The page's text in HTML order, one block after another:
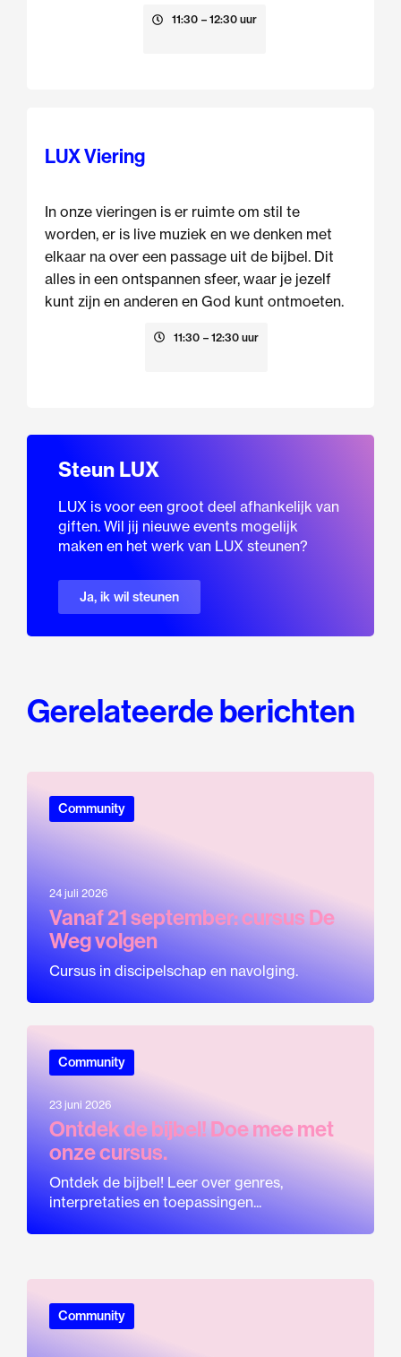
11:30 – 12:30 uur
LUX Viering
In onze vieringen is er ruimte om stil te
worden, er is live muziek en we denken met
elkaar na over een passage uit de bijbel. Dit
alles in een ontspannen sfeer, waar je jezelf
kunt zijn en anderen en God kunt ontmoeten.
11:30 – 12:30 uur
Steun LUX
LUX is voor een groot deel afhankelijk van
giften. Wil jij nieuwe events mogelijk
maken en het werk van LUX steunen?
Ja, ik wil steunen
Gerelateerde berichten
Community
24 juli 2026
Vanaf 21 september: cursus De
Weg volgen
Cursus in discipelschap en navolging.
Community
23 juni 2026
Ontdek de bijbel! Doe mee met
onze cursus.
Ontdek de bijbel! Leer over genres,
interpretaties en toepassingen...
Community